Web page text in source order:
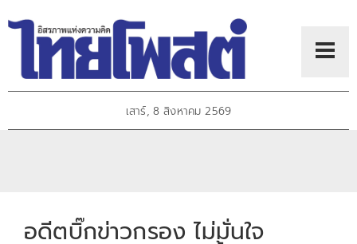
เสาร์, 8 สิงหาคม 2569
อดีตบิ๊กข่าวกรอง ไม่มั่นใจ